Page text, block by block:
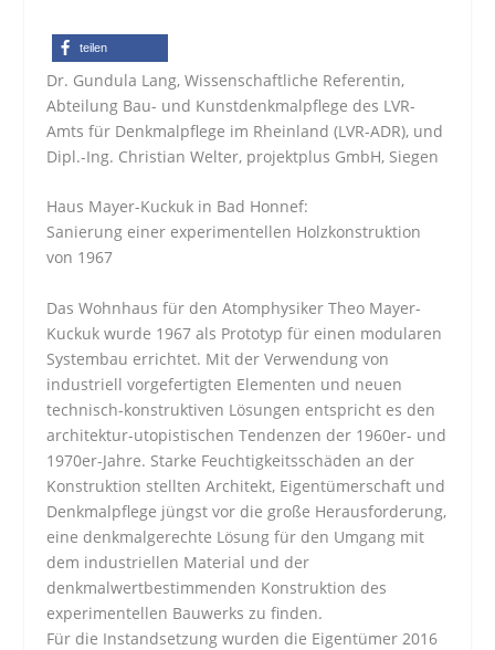
teilen
Dr. Gundula Lang, Wissenschaftliche Referentin,
Abteilung Bau- und Kunstdenkmalpflege des LVR-
Amts für Denkmalpflege im Rheinland (LVR-ADR), und
Dipl.-Ing. Christian Welter, projektplus GmbH, Siegen
Haus Mayer-Kuckuk in Bad Honnef:
Sanierung einer experimentellen Holzkonstruktion
von 1967
Das Wohnhaus für den Atomphysiker Theo Mayer-
Kuckuk wurde 1967 als Prototyp für einen modularen
Systembau errichtet. Mit der Verwendung von
industriell vorgefertigten Elementen und neuen
technisch-konstruktiven Lösungen entspricht es den
architektur-utopistischen Tendenzen der 1960er- und
1970er-Jahre. Starke Feuchtigkeitsschäden an der
Konstruktion stellten Architekt, Eigentümerschaft und
Denkmalpflege jüngst vor die große Herausforderung,
eine denkmalgerechte Lösung für den Umgang mit
dem industriellen Material und der
denkmalwertbestimmenden Konstruktion des
experimentellen Bauwerks zu finden.
Für die Instandsetzung wurden die Eigentümer 2016